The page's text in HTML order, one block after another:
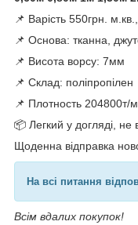
📌 Варість 550грн.
📌 Основа: тканна,
📌 Висота ворсу: 7мм
📌 Склад: поліпропілен
📌 Плотность 204800т/
📦 Легкий у догляді,
Щоденна відправка
На всі питання
Всім вдалих покупок!